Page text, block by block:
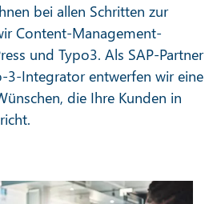
bei allen Schritten zur
Content-Management-
und Typo3. Als SAP-Partner
3-Integrator entwerfen wir eine
die Ihre Kunden in